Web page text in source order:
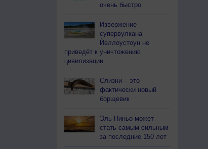
очень быстро
Извержение
супервулкана
Йеллоустоун не
приведёт к уничтожению
цивилизации
Слизни – это
фактически новый
борщевик
Эль-Ниньо может
стать самым сильным
за последние 150 лет